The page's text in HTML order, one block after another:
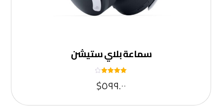
سماعة بلاي ستيشن
٤
من ٥ $٥٩٩.٠٠